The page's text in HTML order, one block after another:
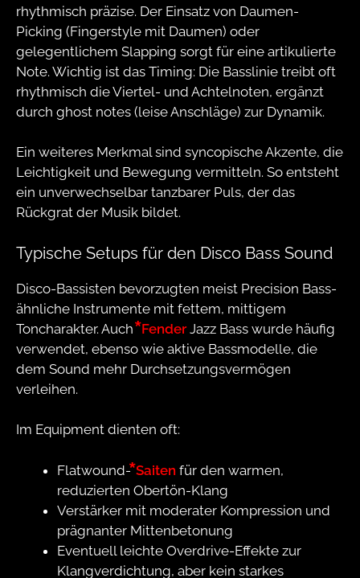
rhythmisch präzise. Der Einsatz von Daumen-
Picking (Fingerstyle mit Daumen) oder
gelegentlichem Slapping sorgt für eine artikulierte
Note. Wichtig ist das Timing: Die Basslinie treibt oft
rhythmisch die Viertel- und Achtelnoten, ergänzt
durch ghost notes (leise Anschläge) zur Dynamik.
Ein weiteres Merkmal sind syncopische Akzente, die
Leichtigkeit und Bewegung vermitteln. So entsteht
ein unverwechselbar tanzbarer Puls, der das
Rückgrat der Musik bildet.
Typische Setups für den Disco Bass Sound
Disco-Bassisten bevorzugten meist Precision Bass-
ähnliche Instrumente mit fettem, mittigem
Toncharakter. Auch FenderJazz Bass wurde häufig
verwendet, ebenso wie aktive Bassmodelle, die
dem Sound mehr Durchsetzungsvermögen
verleihen.
Im Equipment dienten oft:
Flatwound- Saiten für den warmen,
reduzierten Obertön-Klang
Verstärker mit moderater Kompression und
prägnanter Mittenbetonung
Eventuell leichte Overdrive-Effekte zur
Klangverdichtung, aber kein starkes